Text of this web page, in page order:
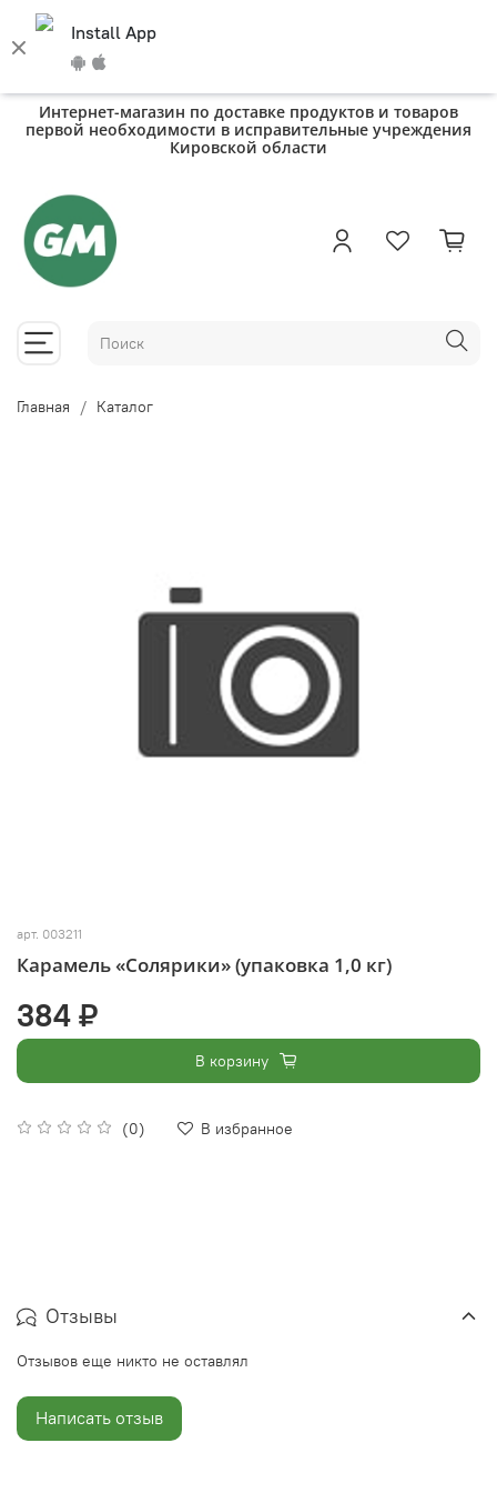
Install App
Интернет-магазин по доставке продуктов и товаров
первой необходимости в исправительные учреждения
Кировской области
Главная Каталог
арт. 003211
Карамель «Солярики» (упаковка 1,0 кг)
(0) В избранное
384 ₽
В корзину
Отзывы
Отзывов еще никто не оставлял
Написать отзыв